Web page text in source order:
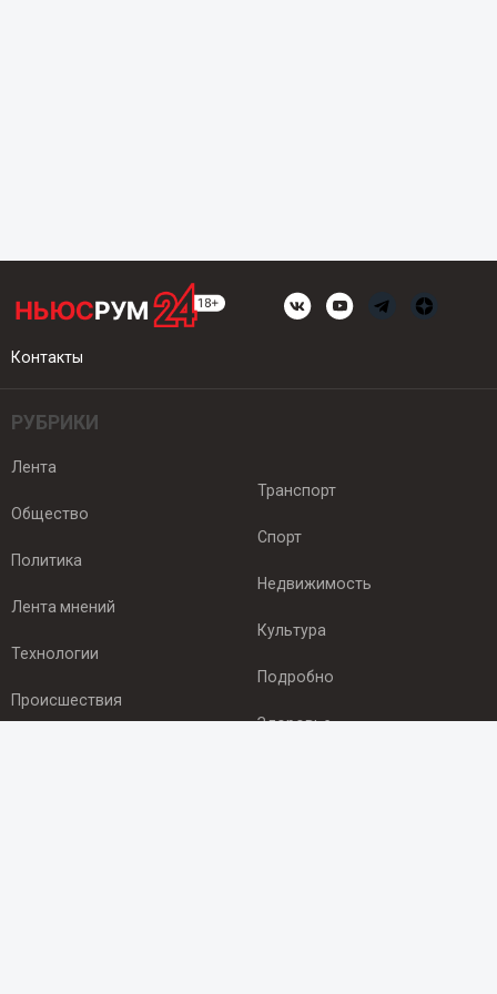
Контакты
РУБРИКИ
Лента
Общество
Политика
Лента мнений
Технологии
Происшествия
Транспорт
Спорт
Недвижимость
Культура
Подробно
Здоровье